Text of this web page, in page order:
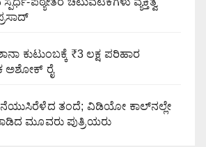
ಕುಟುಂಬಕ್ಕೆ ₹3 ಲಕ್ಷ ಪರಿಹಾರ
ಅಶೋಕ್ ರೈ
ತಂದೆ; ವಿಡಿಯೋ ಕಾಲ್‌ನಲ್ಲೇ
ಮೂವರು ಪುತ್ರಿಯರು